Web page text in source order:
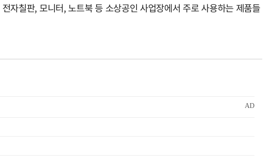
자칠판, 모니터, 노트북 등 소상공인 사업장에서 주로 사용하는 제품들